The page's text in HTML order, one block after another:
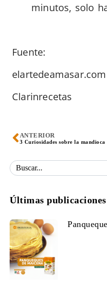
minutos, solo
Fuente:
elartedeamasar.com
Clarinrecetas
ANTERIOR
3 Curiosidades sobre la mandioca
Últimas publicaciones